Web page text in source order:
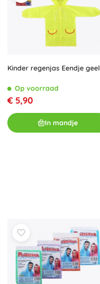
Kinder regenjas Eendje geel
Op voorraad
€ 5,90
In mandje